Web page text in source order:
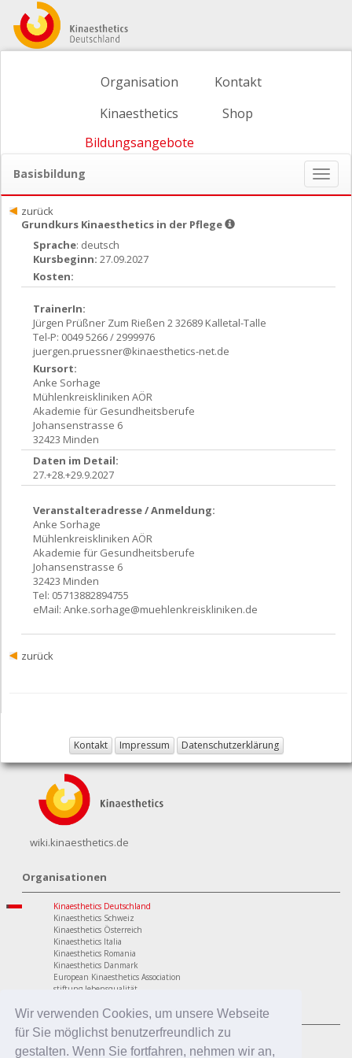
Wir verwenden Cookies, um unsere Webseite
für Sie möglichst benutzerfreundlich zu
gestalten. Wenn Sie fortfahren, nehmen wir an,
Organisation
Kinaesthetics
Bildungsangebote
Kontakt
Shop
Basisbildung
ein-/
zurück
Grundkurs Kinaesthetics in der Pflege
Sprache: deutsch
Kursbeginn: 27.09.2027
Kosten:
TrainerIn:
Jürgen Prüßner Zum Rießen 2 32689 Kalletal-Talle
Tel-P: 0049 5266 / 2999976
juergen.pruessner@kinaesthetics-net.de
Kursort:
Anke Sorhage
Mühlenkreiskliniken AÖR
Akademie für Gesundheitsberufe
Johansenstrasse 6
32423 Minden
Daten im Detail:
27.+28.+29.9.2027
Veranstalteradresse / Anmeldung:
Anke Sorhage
Mühlenkreiskliniken AÖR
Akademie für Gesundheitsberufe
Johansenstrasse 6
32423 Minden
Tel: 05713882894755
eMail: Anke.sorhage@muehlenkreiskliniken.de
zurück
Kontakt Impressum Datenschutzerklärung
wiki.kinaesthetics.de
Organisationen
Kinaesthetics Deutschland
Kinaesthetics Schweiz
Kinaesthetics Österreich
Kinaesthetics Italia
Kinaesthetics Romania
Kinaesthetics Danmark
European Kinaesthetics Association
stiftung lebensqualität
Programme
personaler Bereich
Kinaesthetics Lebensqualität im Alter